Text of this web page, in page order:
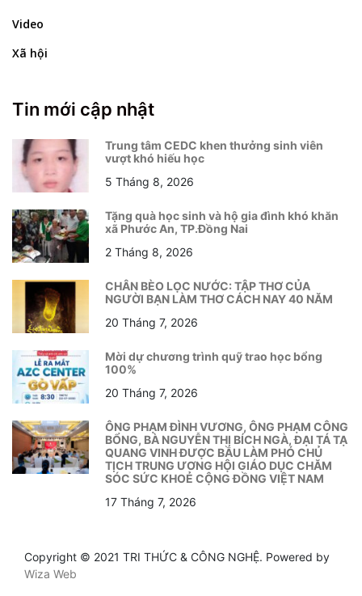
Video
Xã hội
Tin mới cập nhật
Trung tâm CEDC khen thưởng sinh viên
vượt khó hiếu học
5 Tháng 8, 2026
Tặng quà học sinh và hộ gia đình khó khăn
xã Phước An, TP.Đồng Nai
2 Tháng 8, 2026
CHÂN BÈO LỌC NƯỚC: TẬP THƠ CỦA
NGƯỜI BẠN LÀM THƠ CÁCH NAY 40 NĂM
20 Tháng 7, 2026
Mời dự chương trình quỹ trao học bổng
100%
20 Tháng 7, 2026
ÔNG PHẠM ĐÌNH VƯƠNG, ÔNG PHẠM CÔNG
BỔNG, BÀ NGUYỄN THỊ BÍCH NGÀ, ĐẠI TÁ TẠ
QUANG VINH ĐƯỢC BẦU LÀM PHÓ CHỦ
TỊCH TRUNG ƯƠNG HỘI GIÁO DỤC CHĂM
SÓC SỨC KHOẺ CỘNG ĐỒNG VIỆT NAM
17 Tháng 7, 2026
Copyright © 2021 TRI THỨC & CÔNG NGHỆ. Powered by
Wiza Web